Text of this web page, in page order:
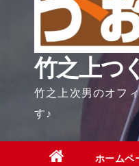
竹之上つ
竹之上次男のオフ
す♪
ホームペ